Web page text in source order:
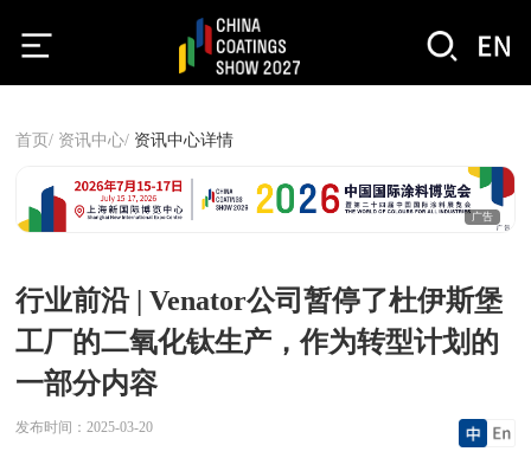
首页/ 资讯中心/ 资讯中心详情
广告
行业前沿 | Venator公司暂停了杜伊斯堡
工厂的二氧化钛生产，作为转型计划的
一部分内容
发布时间： 2025-03-20